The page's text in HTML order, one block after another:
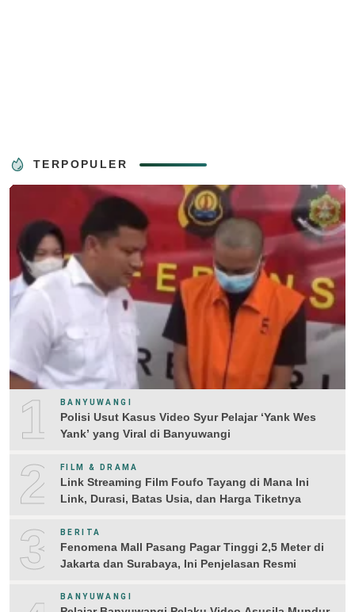
TERPOPULER
1 BANYUWANGI
Polisi Usut Kasus Video Syur Pelajar ‘Yank Wes
Yank’ yang Viral di Banyuwangi
2 FILM & DRAMA
Link Streaming Film Foufo Tayang di Mana Ini
Link, Durasi, Batas Usia, dan Harga Tiketnya
3 BERITA
Fenomena Mall Pasang Pagar Tinggi 2,5 Meter di
Jakarta dan Surabaya, Ini Penjelasan Resmi
BANYUWANGI